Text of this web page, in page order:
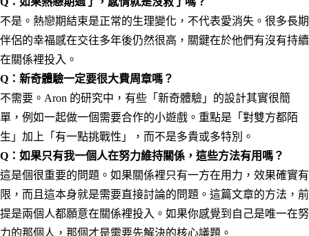
不是。熱戀期結束是正常的生理變化，不代表愛消失。很多長期
伴侶的幸福感在交往多年後仍然很高，關鍵在於他們有沒有持續
在關係裡投入。
Q：新奇體驗一定要很大費周章嗎？
不需要。Aron 的研究中，有些「新奇體驗」的設計其實很簡
單，例如一起做一個需要合作的小遊戲。重點是「對雙方都陌
生」加上「有一點挑戰性」，而不是多貴或多特別。
Q：如果只有我一個人在努力維持關係，這些方法有用嗎？
這是個很重要的問題。如果關係裡只有一方在用力，效果確實有
限，而且這本身就是需要直接討論的問題。這篇文章的方法，前
提是兩個人都願意在關係裡投入。如果你感覺到自己是唯一在努
力的那個人，那個才是需要先解決的核心議題。